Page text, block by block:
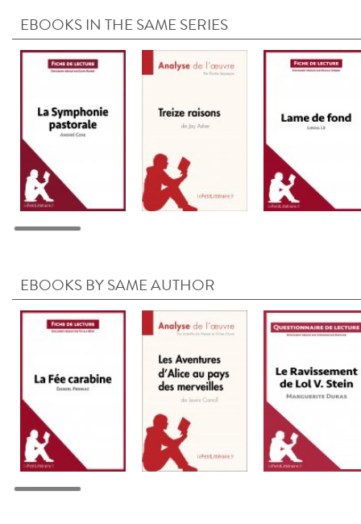
EBOOKS IN THE SAME SERIES
EBOOKS BY SAME AUTHOR